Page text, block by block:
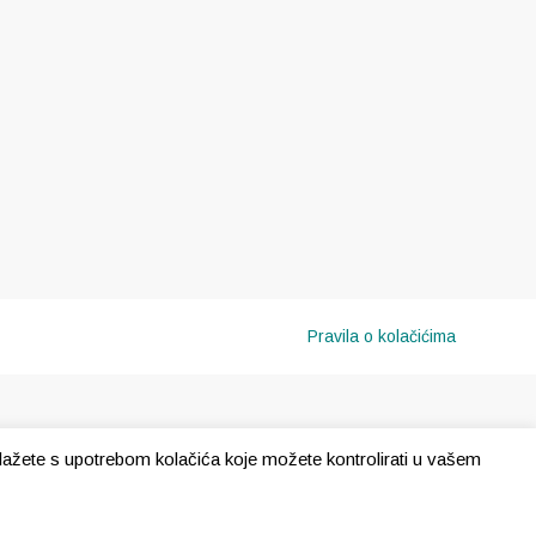
Pravila o kolačićima
s upotrebom kolačića koje možete kontrolirati u vašem